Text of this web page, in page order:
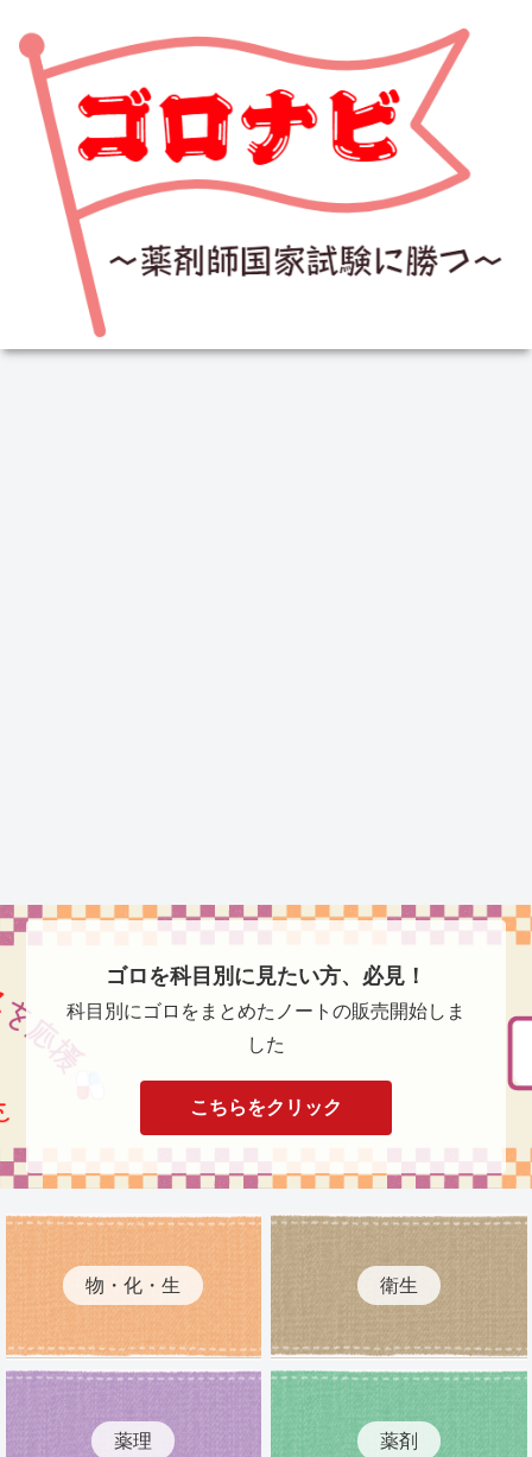
ゴロを科目別に見たい方、必見！
科目別にゴロをまとめたノートの販売開始しま
した
こちらをクリック
物・化・生 衛生
薬理 薬剤